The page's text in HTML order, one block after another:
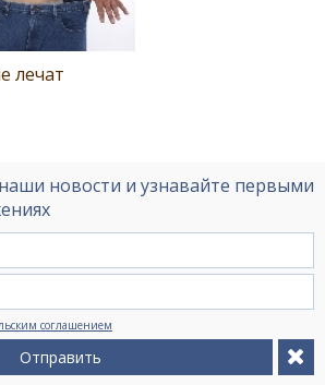
лечат
новости и узнавайте первыми
соглашением
Отправить